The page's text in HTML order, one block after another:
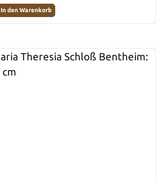
In den Warenkorb